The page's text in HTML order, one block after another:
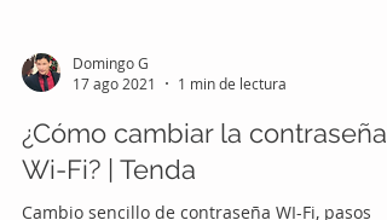
Domingo G